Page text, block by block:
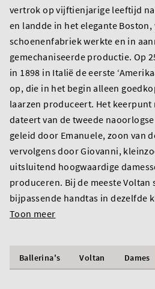
vertrok op vijftienjarige leeftijd
en landde in het elegante Boston,
schoenenfabriek werkte en in
gemechaniseerde productie. Op
in 1898 in Italië de eerste
op, die in het begin alleen
laarzen produceert. Het keerpunt
dateert van de tweede
geleid door Emanuele, zoon van
vervolgens door Giovanni,
uitsluitend hoogwaardige
produceren. Bij de meeste Voltan
bijpassende handtas in dezelfde
Toon meer
Ballerina's Voltan Dames